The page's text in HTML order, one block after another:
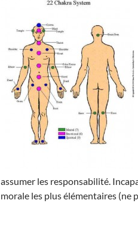
assumer les responsabilité.
morale les plus élémentaires (ne